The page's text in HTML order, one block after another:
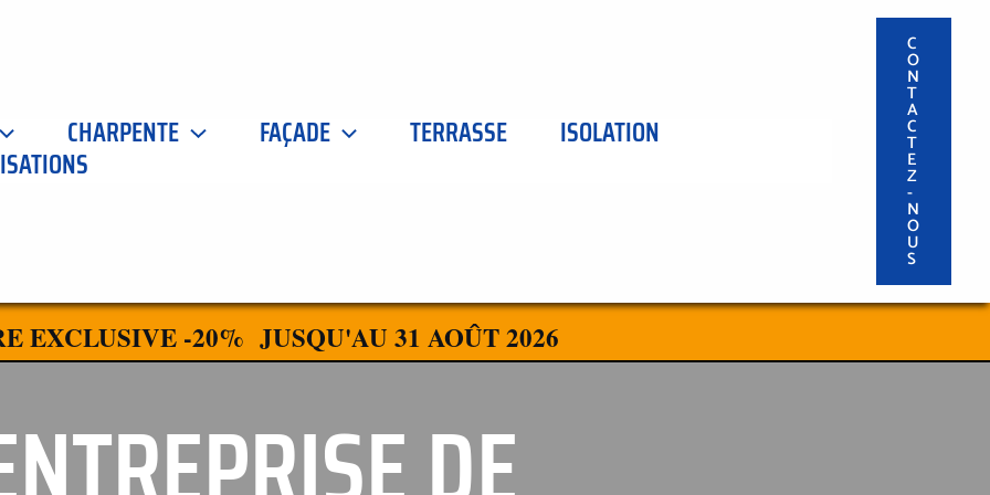
CHARPENTE FAÇADE TERRASSE ISOLATION
C
O
N
T
A
C
T
E
Z
-
N
O
U
S
EXCLUSIVE -20% JUSQU'AU 31 AOÛT 2026